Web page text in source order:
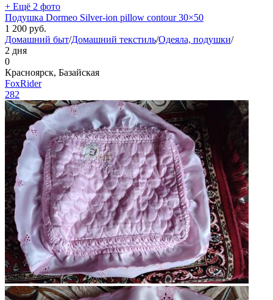
+ Ещё 2 фото
Подушка Dormeo Silver-ion pillow contour 30×50
1 200 руб.
Домашний быт/Домашний текстиль/Одеяла, подушки/
2 дня
0
Красноярск, Базайская
FoxRider
282